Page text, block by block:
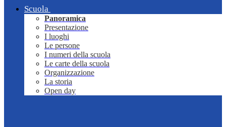
Scuola
Panoramica
Presentazione
I luoghi
Le persone
I numeri della scuola
Le carte della scuola
Organizzazione
La storia
Open day